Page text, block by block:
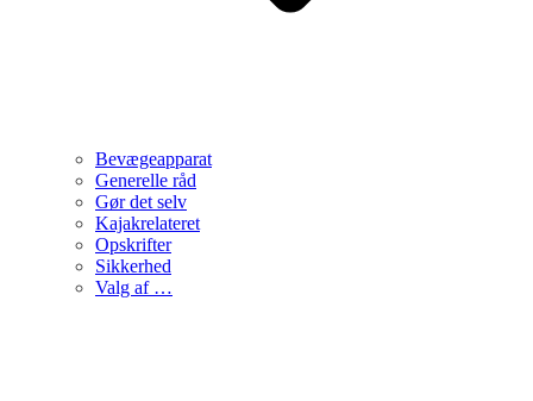
Bevægeapparat
Generelle råd
Gør det selv
Kajakrelateret
Opskrifter
Sikkerhed
Valg af …